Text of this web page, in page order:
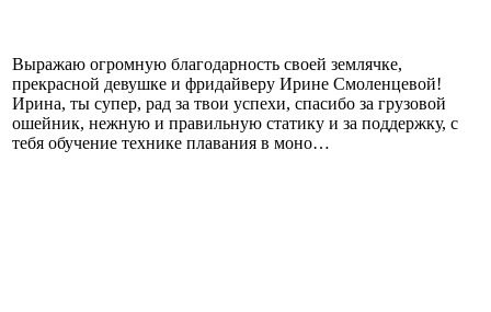
Выражаю огромную благодарность своей землячке,
прекрасной девушке и фридайверу Ирине Смоленцевой!
Ирина, ты супер, рад за твои успехи, спасибо за грузовой
ошейник, нежную и правильную статику и за поддержку, с
тебя обучение технике плавания в моно…